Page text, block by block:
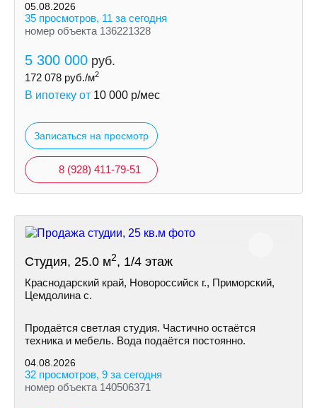
05.08.2026
35 просмотров, 11 за сегодня
номер объекта 136221328
5 300 000 руб.
172 078 руб./м2
В ипотеку от 10 000 р/мес
Записаться на просмотр
8 (928) 411-79-51
Студия, 25.0 м2, 1/4 этаж
Краснодарский край, Новороссийск г., Приморский,
Цемдолина с.
Продаётся светлая студия. Частично остаётся
техника и мебель. Вода подаётся постоянно.
04.08.2026
32 просмотров, 9 за сегодня
номер объекта 140506371